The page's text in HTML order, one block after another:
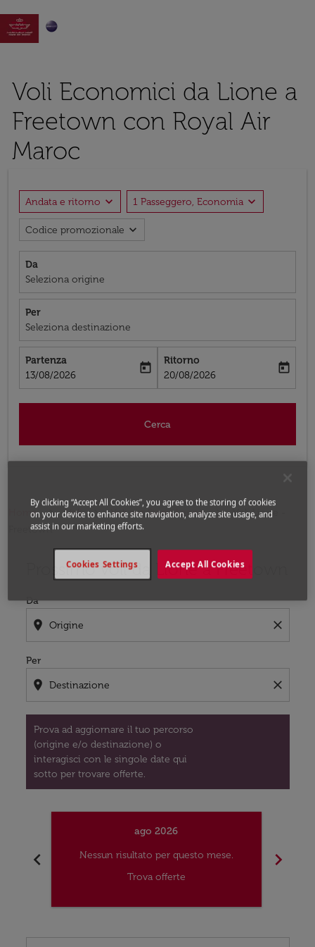

Voli Economici da Lione a
Freetown con Royal Air
Maroc
Andata e ritorno expand_more 1 Passeggero, Economia expand_more
Codice promozionale expand_more
Da
Seleziona origine
Per
Seleziona destinazione
Partenza
fc-booking-departure-date-aria-label
13/08/2026
today
Ritorno
fc-booking-return-date-aria-label
20/08/2026
today
Cerca
Home Voli Voli per Sierra Leone
Voli Lione -
Freetown
Prossimo voli da Lione a Freetown
Da
location_on close
Per
location_on close
Prova ad aggiornare il tuo percorso
(origine e/o destinazione) o
interagisci con le singole date qui
sotto per trovare offerte.
Prova ad aggiornare il tuo percorso (origine e/o
chevron_left
ago 2026
Nessun risultato per questo mese.
Trova offerte
chevron_right
By clicking “Accept All Cookies”, you agree to the storing of cookies
on your device to enhance site navigation, analyze site usage, and
assist in our marketing efforts.
Accept All Cookies
Cookies Settings